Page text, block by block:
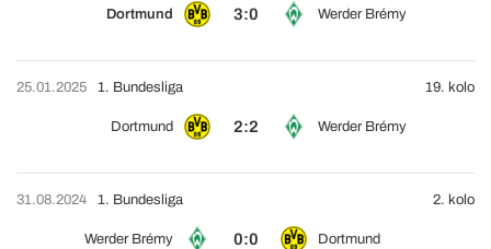
Dortmund 3:0 Werder Brémy
25.01.2025
Dortmund 2:2 Werder Brémy
1. Bundesliga 19. kolo
31.08.2024
Werder Brémy 0:0 Dortmund
1. Bundesliga 2. kolo